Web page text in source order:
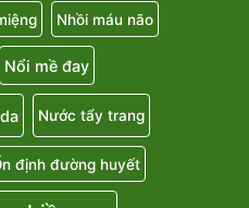
Nhồi máu não
Nổi mề đay
Nước tẩy trang
định đường huyết